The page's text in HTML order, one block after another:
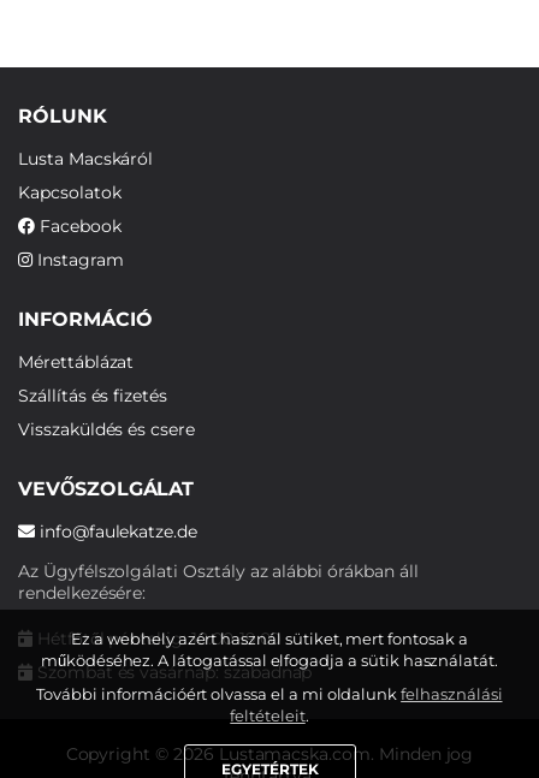
RÓLUNK
Lusta Macskáról
Kapcsolatok
Facebook
Instagram
INFORMÁCIÓ
Mérettáblázat
Szállítás és fizetés
Visszaküldés és csere
VEVŐSZOLGÁLAT
info@faulekatze.de
Az Ügyfélszolgálati Osztály az alábbi órákban áll
rendelkezésére:
Hétfőtől péntekig: 10:00-19:00
Szombat és vasárnap: szabadnap
Copyright © 2026 Lustamacska.com. Minden jog
Ez a webhely azért használ sütiket, mert fontosak a
működéséhez. A látogatással elfogadja a sütik használatát.
További információért olvassa el a mi oldalunkfelhasználási
feltételeit.
EGYETÉRTEK